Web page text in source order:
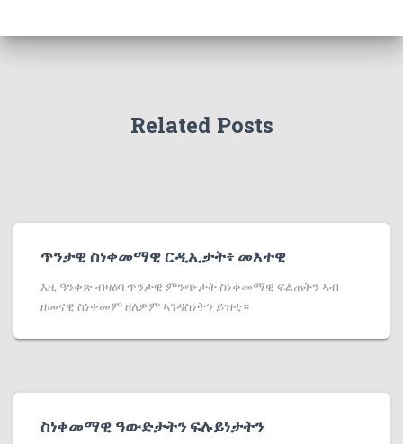
Related Posts
ጥንታዊ ስነቀመማዊ ርዲኢታት፥ መእተዊ
እዚ ዓንቀጽ ብዛዕባ ጥንታዊ ምንጭታት ስነቀመማዊ ፍልጠትን ኣብ
ዘመናዊ ስነቀመም ዘለዎም ኣገዳስነትን ይዝቲ።
ስነቀመማዊ ዓውድታትን ፍሉይነታትን